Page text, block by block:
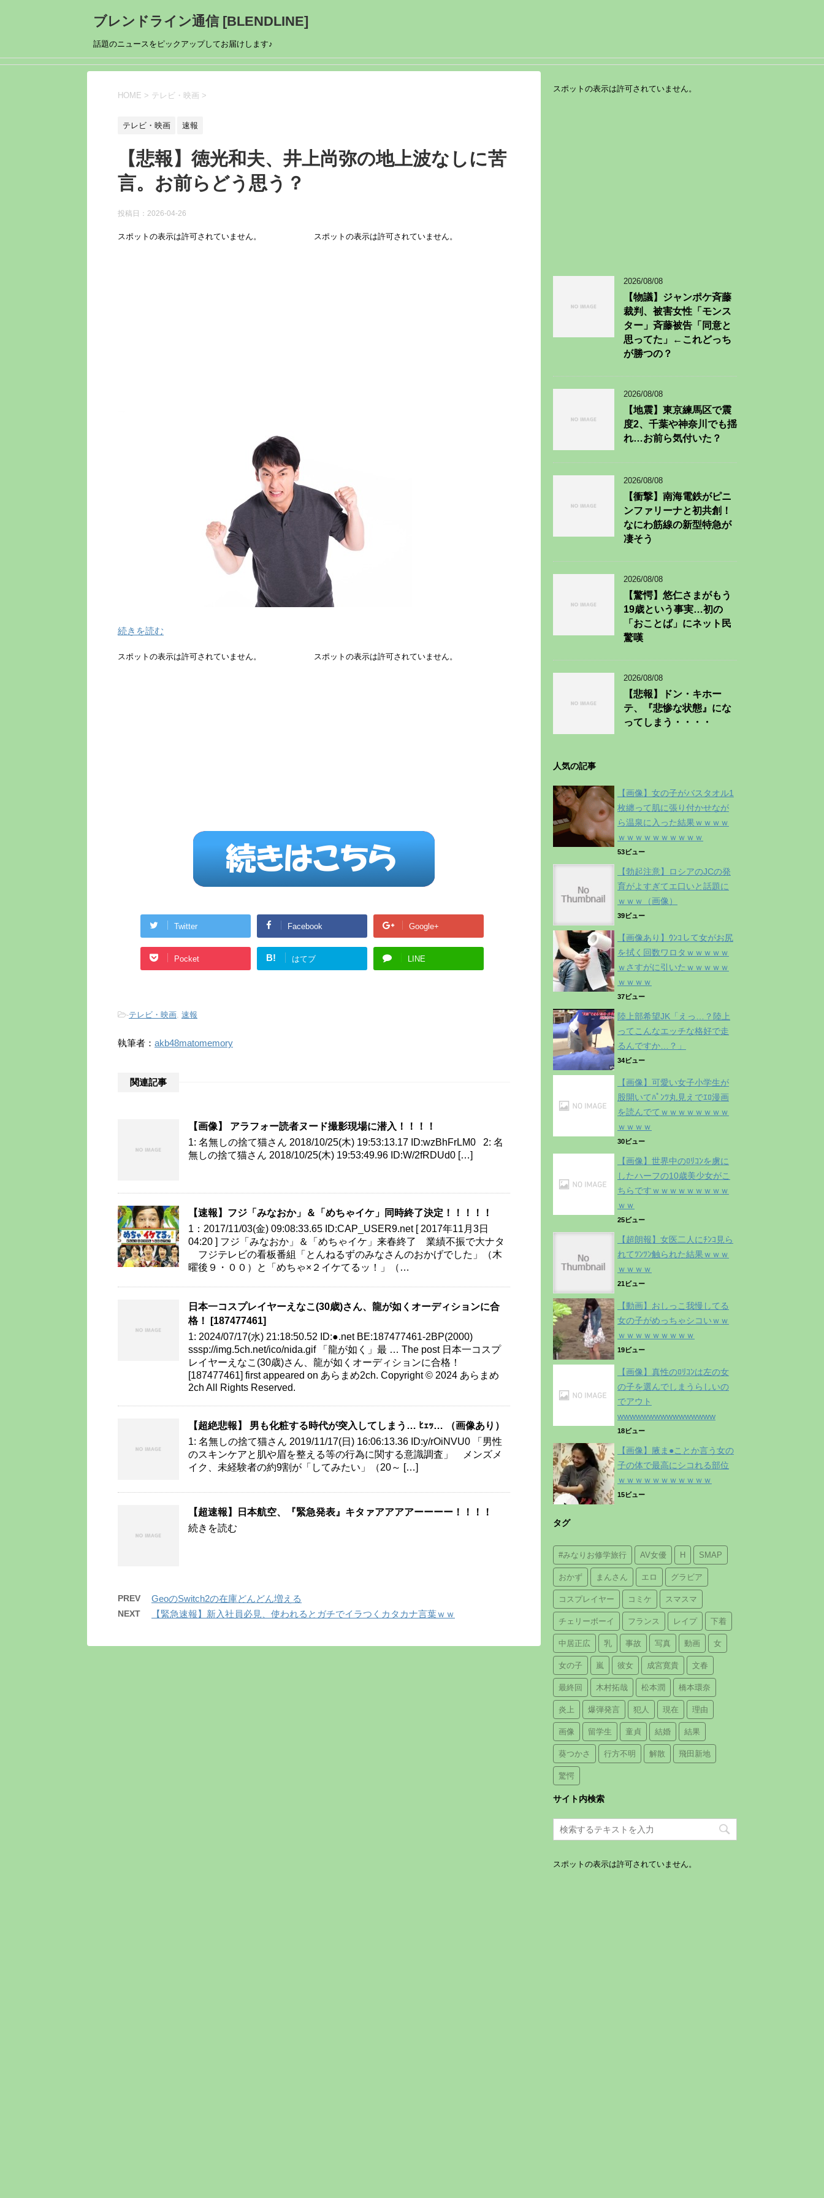
ブレンドライン通信 [BLENDLINE]
話題のニュースをピックアップしてお届けします♪
HOME > テレビ・映画 >
テレビ・映画 速報
【悲報】徳光和夫、井上尚弥の地上波なしに苦
言。お前らどう思う？
投稿日： 2026-04-26
続きを読む
Twitter Facebook Google+
Pocket B! はてブ LINE
-テレビ・映画, 速報
執筆者： akb48matomemory
関連記事
【画像】 アラフォー読者ヌード撮影現場に潜入！！！！
1: 名無しの捨て猫さん 2018/10/25(木) 19:53:13.17 ID:wzBhFrLM0 2: 名
無しの捨て猫さん 2018/10/25(木) 19:53:49.96 ID:W/2fRDUd0 […]
【速報】フジ「みなおか」＆「めちゃイケ」同時終了決定！！！！！
1：2017/11/03(金) 09:08:33.65 ID:CAP_USER9.net [ 2017年11月3日
04:20 ] フジ「みなおか」＆「めちゃイケ」来春終了 業績不振で大ナタ
フジテレビの看板番組「とんねるずのみなさんのおかげでした」（木
曜後９・００）と「めちゃ×２イケてるッ！」（…
日本一コスプレイヤーえなこ(30歳)さん、龍が如くオーディションに合
格！ [187477461]
1: 2024/07/17(水) 21:18:50.52 ID:●.net BE:187477461-2BP(2000)
sssp://img.5ch.net/ico/nida.gif 「龍が如く」最 … The post 日本一コスプ
レイヤーえなこ(30歳)さん、龍が如くオーディションに合格！
[187477461] first appeared on あらまめ2ch. Copyright © 2024 あらまめ
2ch All Rights Reserved.
【超絶悲報】 男も化粧する時代が突入してしまう… ﾋｪｯ… （画像あり）
1: 名無しの捨て猫さん 2019/11/17(日) 16:06:13.36 ID:y/rOiNVU0 「男性
のスキンケアと肌や眉を整える等の行為に関する意識調査」 メンズメ
イク、未経験者の約9割が「してみたい」（20～ […]
【超速報】日本航空、『緊急発表』キタァアアアアーーーー！！！！
続きを読む
PREV GeoのSwitch2の在庫どんどん増える
NEXT 【緊急速報】新入社員必見、使われるとガチでイラつくカタカナ言葉ｗｗ
2026/08/08
【物議】ジャンポケ斉藤
裁判、被害女性「モンス
ター」斉藤被告「同意と
思ってた」←これどっち
が勝つの？
2026/08/08
【地震】東京練馬区で震
度2、千葉や神奈川でも揺
れ…お前ら気付いた？
2026/08/08
【衝撃】南海電鉄がピニ
ンファリーナと初共創！
なにわ筋線の新型特急が
凄そう
2026/08/08
【驚愕】悠仁さまがもう
19歳という事実…初の
「おことば」にネット民
驚嘆
2026/08/08
【悲報】ドン・キホー
テ、『悲惨な状態』にな
ってしまう・・・・
人気の記事
【画像】女の子がバスタオル1
枚纏って肌に張り付かせなが
ら温泉に入った結果ｗｗｗｗ
ｗｗｗｗｗｗｗｗｗｗ
53ビュー
【勃起注意】ロシアのJCの発
育がよすぎてエ口いと話題に
ｗｗｗ（画像）
39ビュー
【画像あり】ｳﾝｺして女がお尻
を拭く回数ワロタｗｗｗｗｗ
ｗさすがに引いたｗｗｗｗｗ
ｗｗｗｗ
37ビュー
陸上部希望JK「えっ…？陸上
ってこんなエッチな格好で走
るんですか…？」
34ビュー
【画像】可愛い女子小学生が
股開いてﾊﾟﾝﾂ丸見えでｴﾛ漫画
を読んでてｗｗｗｗｗｗｗｗ
ｗｗｗｗ
30ビュー
【画像】世界中のﾛﾘｺﾝを虜に
したハーフの10歳美少女がこ
ちらですｗｗｗｗｗｗｗｗｗ
ｗｗ
25ビュー
【超朗報】女医二人にﾁﾝｺ見ら
れてﾂﾝﾂﾝ触られた結果ｗｗｗ
ｗｗｗｗ
21ビュー
【動画】おしっこ我慢してる
女の子がめっちゃシコいｗｗ
ｗｗｗｗｗｗｗｗｗ
19ビュー
【画像】真性のﾛﾘｺﾝは左の女
の子を選んでしまうらしいの
でアウト
wwwwwwwwwwwwwwww
18ビュー
【画像】腋ま●ことか言う女の
子の体で最高にシコれる部位
ｗｗｗｗｗｗｗｗｗｗｗ
15ビュー
タグ
#みなりお修学旅行 AV女優 H SMAP
おかず まんさん エロ グラビア
コスプレイヤー コミケ スマスマ
チェリーボーイ フランス レイプ 下着
中居正広 乳 事故 写真 動画 女
女の子 嵐 彼女 成宮寛貴 文春
最終回 木村拓哉 松本潤 橋本環奈
炎上 爆弾発言 犯人 現在 理由
画像 留学生 童貞 結婚 結果
葵つかさ 行方不明 解散 飛田新地
驚愕
サイト内検索